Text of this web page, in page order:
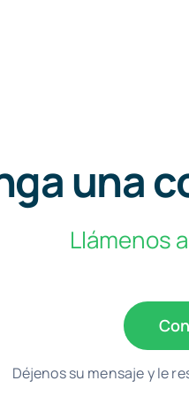
una
Llámenos
Déjenos su mensaje y le